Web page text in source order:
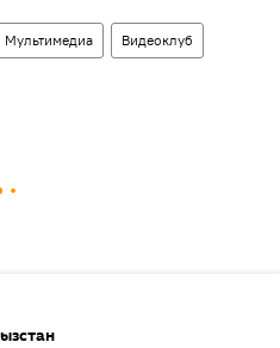
Мультимедиа Видеоклуб